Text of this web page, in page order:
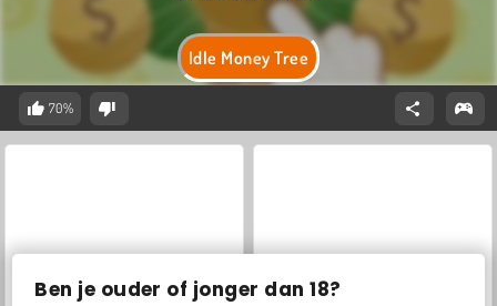
Ben je ouder of jonger dan 18?
Idle Money Tree
70%